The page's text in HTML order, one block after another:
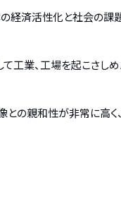
経済活性化と社会の課
業、工場を起こさしめ
の親和性が非常に高く